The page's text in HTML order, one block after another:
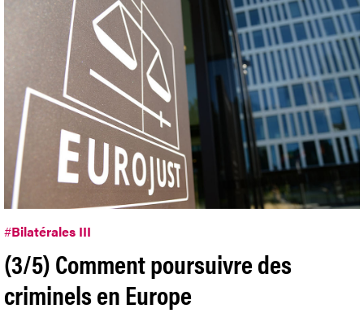
#Bilatérales III
(3/5) Comment poursuivre des
criminels en Europe